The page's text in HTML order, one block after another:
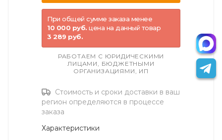
При общей сумме заказа менее
10 000 руб. цена на данный товар
3 289 руб.
РАБОТАЕМ С ЮРИДИЧЕСКИМИ
ЛИЦАМИ, БЮДЖЕТНЫМИ
ОРГАНИЗАЦИЯМИ, ИП
Стоимость и сроки доставки в ваш
регион определяются в процессе
заказа
Характеристики